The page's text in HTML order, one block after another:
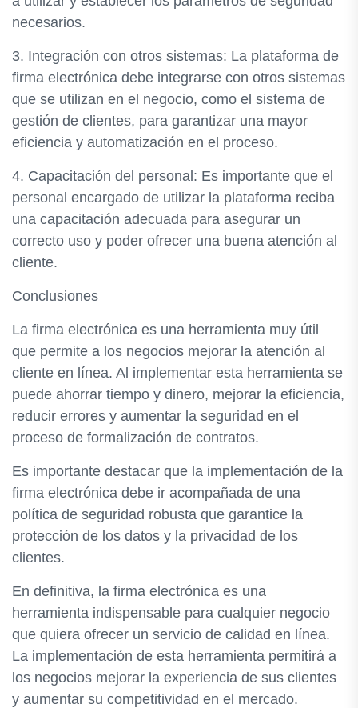
necesarios.
3. Integración con otros sistemas: La plataforma de
firma electrónica debe integrarse con otros sistemas
que se utilizan en el negocio, como el sistema de
gestión de clientes, para garantizar una mayor
eficiencia y automatización en el proceso.
4. Capacitación del personal: Es importante que el
personal encargado de utilizar la plataforma reciba
una capacitación adecuada para asegurar un
correcto uso y poder ofrecer una buena atención al
cliente.
Conclusiones
La firma electrónica es una herramienta muy útil
que permite a los negocios mejorar la atención al
cliente en línea. Al implementar esta herramienta se
puede ahorrar tiempo y dinero, mejorar la eficiencia,
reducir errores y aumentar la seguridad en el
proceso de formalización de contratos.
Es importante destacar que la implementación de la
firma electrónica debe ir acompañada de una
política de seguridad robusta que garantice la
protección de los datos y la privacidad de los
clientes.
En definitiva, la firma electrónica es una
herramienta indispensable para cualquier negocio
que quiera ofrecer un servicio de calidad en línea.
La implementación de esta herramienta permitirá a
los negocios mejorar la experiencia de sus clientes
y aumentar su competitividad en el mercado.